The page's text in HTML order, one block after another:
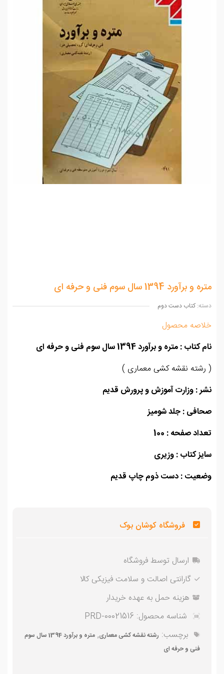
1394 سال سوم فنی و حرفه ای
کتاب دست دوم
محصول
کتاب: متره و برآورد 1394 سال سوم فنی و حرفه ای
نقشه کشی معماری )
: وزارت آموزش و پرورش قدیم
: جلد شومیز
صفحه : 100
کتاب : وزیری
: دست ذوم چاپ قدیم
فروشگاه کوشان بوک
ارسال توسط فروشگاه
گارانتی اصالت و سلامت فیزیکی کالا
هزینه حمل به عهده خریدار
شناسه محصول:PRD-00021516
برچسب:رشته نقشه کشی معماری,
متره و برآورد 1394 سال سوم
فنی و حرفه ای